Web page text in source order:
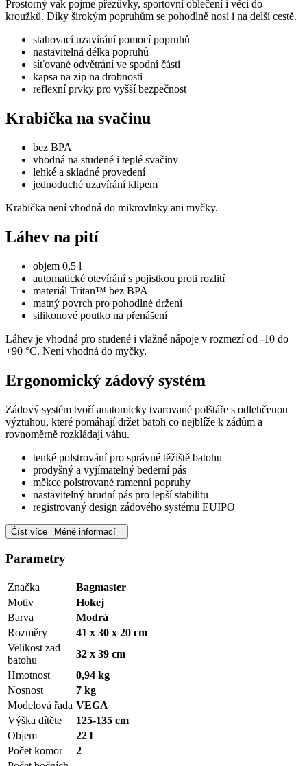
Prostorný vak pojme přezůvky, sportovní oblečení i věci do
kroužků. Díky širokým popruhům se pohodlně nosí i na delší cestě.
stahovací uzavírání pomocí popruhů
nastavitelná délka popruhů
síťované odvětrání ve spodní části
kapsa na zip na drobnosti
reflexní prvky pro vyšší bezpečnost
Krabička na svačinu
bez BPA
vhodná na studené i teplé svačiny
lehké a skladné provedení
jednoduché uzavírání klipem
Krabička není vhodná do mikrovlnky ani myčky.
Láhev na pití
objem 0,5 l
automatické otevírání s pojistkou proti rozlití
materiál Tritan™ bez BPA
matný povrch pro pohodlné držení
silikonové poutko na přenášení
Láhev je vhodná pro studené i vlažné nápoje v rozmezí od -10 do
+90 °C. Není vhodná do myčky.
Ergonomický zádový systém
Zádový systém tvoří anatomicky tvarované polštáře s odlehčenou
výztuhou, které pomáhají držet batoh co nejblíže k zádům a
rovnoměrně rozkládají váhu.
tenké polstrování pro správné těžiště batohu
prodyšný a vyjímatelný bederní pás
měkce polstrované ramenní popruhy
nastavitelný hrudní pás pro lepší stabilitu
registrovaný design zádového systému EUIPO
Číst více Méně informací
Parametry
Značka
Bagmaster
Motiv
Hokej
Barva
Modrá
Rozměry
41 x 30 x 20 cm
Velikost zad
batohu
32 x 39 cm
Hmotnost
0,94 kg
Nosnost
7 kg
Modelová řada VEGA
Výška dítěte
125-135 cm
Objem
22 l
Počet komor
2